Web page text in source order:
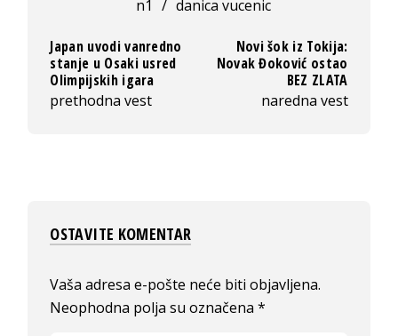
n1 / danica vucenic
Japan uvodi vanredno
stanje u Osaki usred
Olimpijskih igara
prethodna vest
Novi šok iz Tokija:
Novak Đoković ostao
BEZ ZLATA
naredna vest
OSTAVITE KOMENTAR
Vaša adresa e-pošte neće biti objavljena.
Neophodna polja su označena*